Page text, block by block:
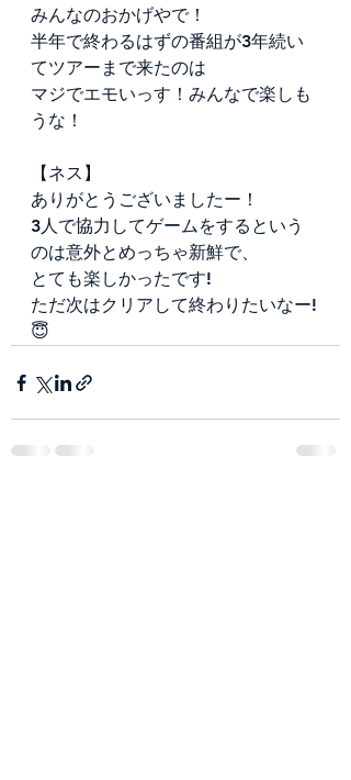
みんなのおかげやで！
半年で終わるはずの番組が3年続い
てツアーまで来たのは
マジでエモいっす！みんなで楽しも
うな！
【ネス】
ありがとうございましたー！
3人で協力してゲームをするという
のは意外とめっちゃ新鮮で、
とても楽しかったです!
ただ次はクリアして終わりたいなー!
😇